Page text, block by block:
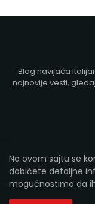
Blog navijača
najnovije vesti,
Designed with
Na ovom sajtu se
dobićete detaljne
mogućnostima da